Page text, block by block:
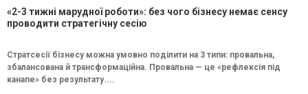
«2-3 тижні марудної роботи»: без чого бізнесу немає сенсу
проводити стратегічну сесію
Стратсесії бізнесу можна умовно поділити на 3 типи: провальна,
збалансована й трансформаційна. Провальна — це «рефлексія під
канапе» без результату....